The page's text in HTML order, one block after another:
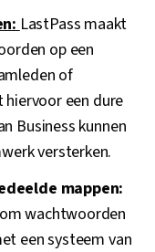
LastPass maakt
op een
of
een dure
Business kunnen
versterken.
mappen:
wachtwoorden
een systeem van